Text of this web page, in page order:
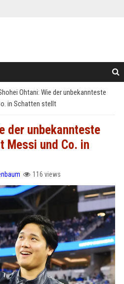
Ohtani: Wie der unbekannteste
in Schatten stellt
der unbekannteste
Messi und Co. in
116 views